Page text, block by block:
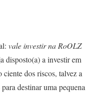
vale investir na RoOLZ
disposto(a) a investir em
dos riscos, talvez a
destinar uma pequena